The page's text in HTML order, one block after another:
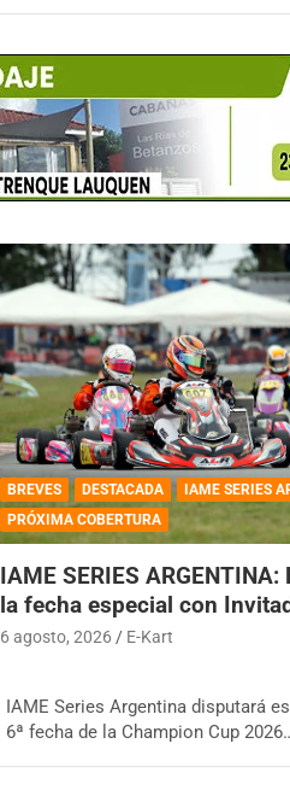
BREVES DESTACADA
IAME SERIES
PRÓXIMA COBERTURA
IAME SERIES
la fecha especial con
6 agosto, 2026 E-Kart
IAME Series Argentina disputará
6ª fecha de la Champion Cup